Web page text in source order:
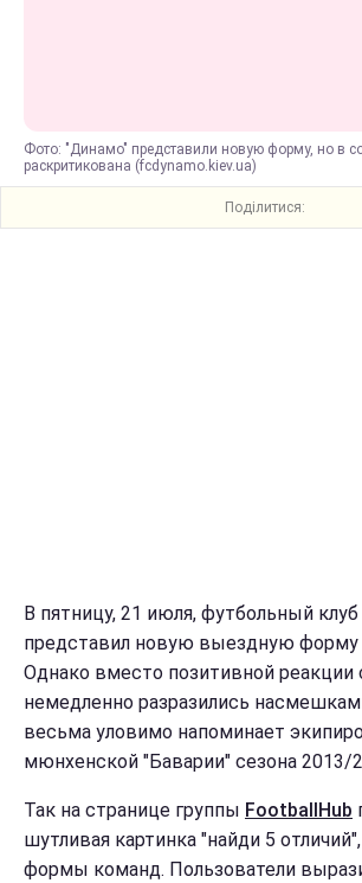
Фото: "Динамо" представили новую форму, но в
раскритикована (fcdynamo.kiev.ua)
Поділитися:
В пятницу, 21 июля, футбольный
представил новую выездную
Однако вместо позитивной реакции
немедленно разразились
весьма уловимо напоминает
мюнхенской "Баварии" сезона 2013/
Так на странице группы FootballHub
шутливая картинка "найди 5
формы команд. Пользователи